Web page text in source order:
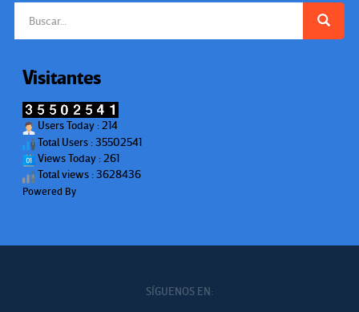
Visitantes
Users Today : 214
Total Users : 35502541
Views Today : 261
Total views : 3628436
Powered By
SÍGUENOS EN: